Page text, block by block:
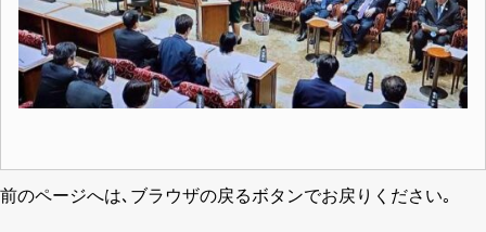
前のページへは､ブラウザの戻るボタンでお戻りください｡